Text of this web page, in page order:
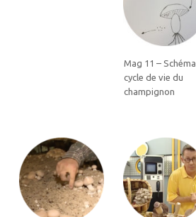
Mag 11 – Schéma
cycle de vie du
champignon